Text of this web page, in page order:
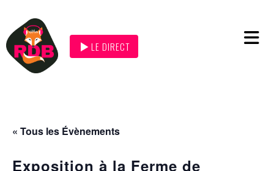
LE DIRECT
« Tous les Évènements
Exposition à la Ferme de